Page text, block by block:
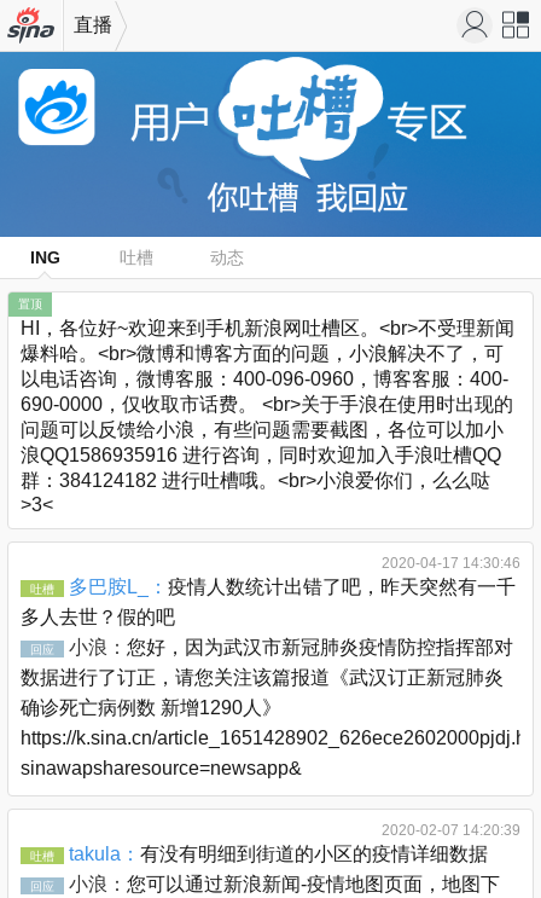
机新浪
直播
ING 吐槽 动态
置顶
HI，各位好~欢迎来到手机新浪网吐槽区。<br>不受理新闻
爆料哈。<br>微博和博客方面的问题，小浪解决不了，可
以电话咨询，微博客服：400-096-0960，博客客服：400-
690-0000，仅收取市话费。 <br>关于手浪在使用时出现的
问题可以反馈给小浪，有些问题需要截图，各位可以加小
浪QQ1586935916 进行咨询，同时欢迎加入手浪吐槽QQ
群：384124182 进行吐槽哦。<br>小浪爱你们，么么哒
>3<
2020-04-17 14:30:46
吐槽 多巴胺L_： 疫情人数统计出错了吧，昨天突然有一千
多人去世？假的吧
回应 小浪： 您好，因为武汉市新冠肺炎疫情防控指挥部对
数据进行了订正，请您关注该篇报道《武汉订正新冠肺炎
确诊死亡病例数 新增1290人》
https://k.sina.cn/
sinawapsharesource=newsapp&
2020-02-07 14:20:39
吐槽 takula： 有没有明细到街道的小区的疫情详细数据
回应 小浪： 您可以通过新浪新闻-疫情地图页面，地图下